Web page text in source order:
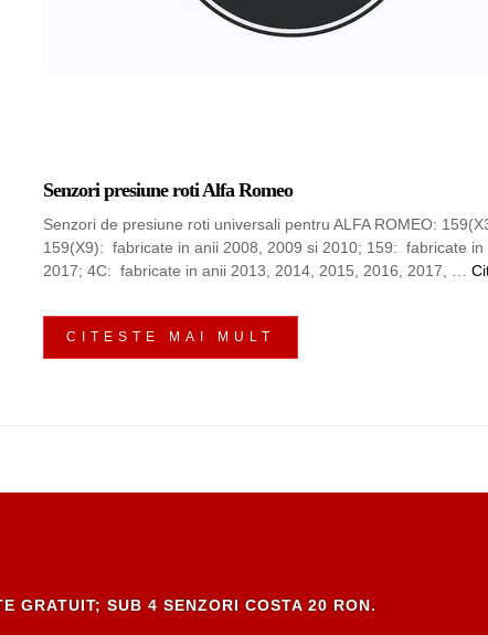
Senzori presiune roti Alfa Romeo
Senzori de presiune roti universali pentru ALFA ROMEO:
159(X9): fabricate in anii 2008, 2009 si 2010; 159: fabricate
2017; 4C: fabricate in anii 2013, 2014, 2015, 2016, 2017, …
CITESTE MAI MULT
GRATUIT; SUB 4 SENZORI COSTA 20 RON.